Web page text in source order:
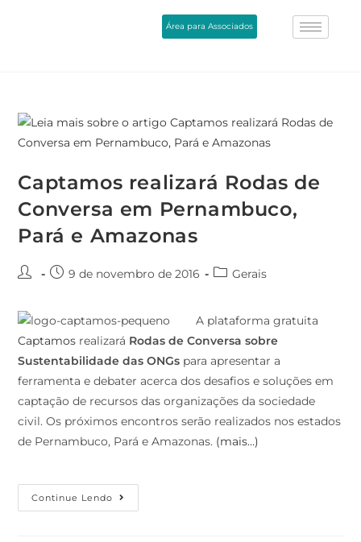
Área para Associados
Captamos realizará Rodas de
Conversa em Pernambuco,
Pará e Amazonas
9 de novembro de 2016 Gerais
A plataforma gratuita
Captamos realizará Rodas de Conversa sobre
Sustentabilidade das ONGs para apresentar a
ferramenta e debater acerca dos desafios e soluções em
captação de recursos das organizações da sociedade
civil. Os próximos encontros serão realizados nos estados
de Pernambuco, Pará e Amazonas. (mais…)
Continue Lendo